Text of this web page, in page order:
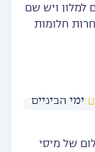
למלון ויש שם
חלומות
ימי הביניים
של מיסי